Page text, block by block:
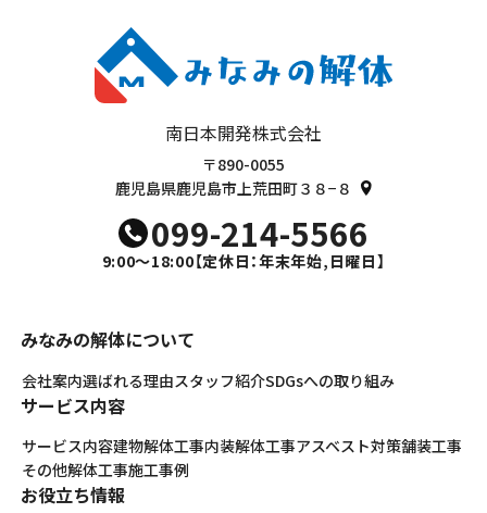
南日本開発株式会社
〒890-0055
鹿児島県鹿児島市上荒田町３８−８
099-214-5566
9:00～18:00【定休日：年末年始,日曜日】
みなみの解体について
会社案内選ばれる理由スタッフ紹介SDGsへの取り組み
サービス内容
サービス内容建物解体工事内装解体工事アスベスト対策舗装工事
その他解体工事施工事例
お役立ち情報